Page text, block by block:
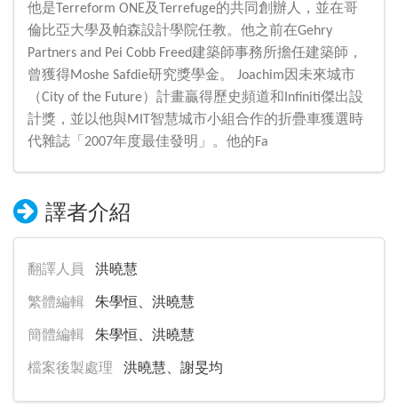
他是Terreform ONE及Terrefuge的共同創辦人，並在哥
倫比亞大學及帕森設計學院任教。他之前在Gehry
Partners and Pei Cobb Freed建築師事務所擔任建築師，
曾獲得Moshe Safdie研究獎學金。 Joachim因未來城市
（City of the Future）計畫贏得歷史頻道和Infiniti傑出設
計獎，並以他與MIT智慧城市小組合作的折疊車獲選時
代雜誌「2007年度最佳發明」。他的Fa
譯者介紹
翻譯人員 洪曉慧
繁體編輯 朱學恒、洪曉慧
簡體編輯 朱學恒、洪曉慧
檔案後製處理 洪曉慧、謝旻均